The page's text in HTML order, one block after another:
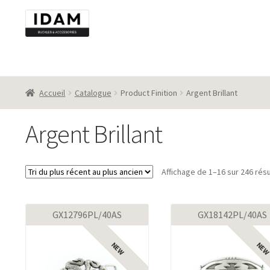
Aller
à
Aller
au
Accueil Catalogue Product Finition Argent Brillant
Argent Brillant
Affichage de 1–16 sur 246
GX12796PL/40AS GX18142PL/40AS